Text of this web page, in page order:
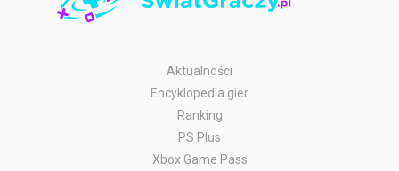
Aktualności
Encyklopedia gier
Ranking
PS Plus
Xbox Game Pass